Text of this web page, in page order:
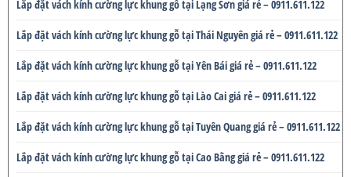
Lắp đặt vách kính cường lực khung gỗ tại Lạng Sơn giá rẻ – 0911.611.122
Lắp đặt vách kính cường lực khung gỗ tại Thái Nguyên giá rẻ – 0911.611.122
Lắp đặt vách kính cường lực khung gỗ tại Yên Bái giá rẻ – 0911.611.122
Lắp đặt vách kính cường lực khung gỗ tại Lào Cai giá rẻ – 0911.611.122
Lắp đặt vách kính cường lực khung gỗ tại Tuyên Quang giá rẻ – 0911.611.122
Lắp đặt vách kính cường lực khung gỗ tại Cao Bằng giá rẻ – 0911.611.122